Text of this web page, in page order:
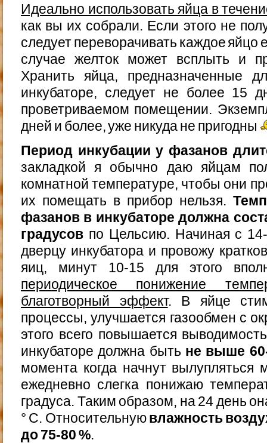
Идеально использовать яйца в
как вы их собрали. Если этого не
следует переворачивать каждое яйцо
случае желток может всплыть и
Хранить яйца, предназначенные
инкубаторе, следует не более 15
проветриваемом помещении.
дней и более, уже никуда не пригодны
Период инкубации у фазанов
закладкой я обычно даю яйцам
комнатной температуре, чтобы они
их помещать в прибор нельзя.
фазанов в инкубаторе должна
градусов по Цельсию. Начиная с
дверцу инкубатора и провожу
яиц, минут 10-15 для этого
периодическое понижение
благотворный эффект. В яйце
процессы, улучшается газообмен с
этого всего повышается
инкубаторе должна быть не выше
момента когда начнут вылупляться
ежедневно слегка понижаю
градуса. Таким образом, на 24 день
° С. Относительнуювлажность
до 75-80 %.